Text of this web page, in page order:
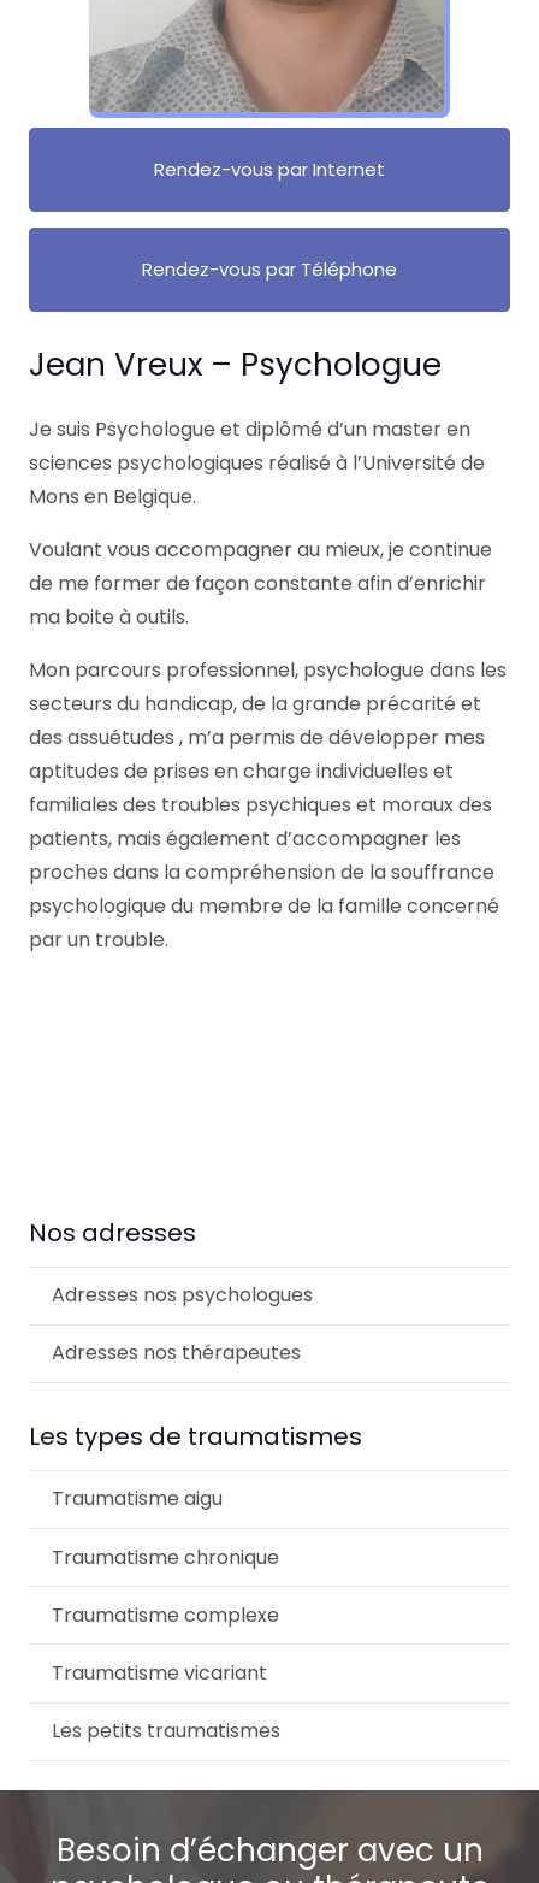
Jean Vreux – Psychologue
Je suis Psychologue et diplômé d’un master en
sciences psychologiques réalisé à l’Université de
Mons en Belgique.
Voulant vous accompagner au mieux, je continue
de me former de façon constante afin d’enrichir
ma boite à outils.
Mon parcours professionnel, psychologue dans les
secteurs du handicap, de la grande précarité et
des assuétudes , m’a permis de développer mes
aptitudes de prises en charge individuelles et
familiales des troubles psychiques et moraux des
patients, mais également d’accompagner les
proches dans la compréhension de la souffrance
psychologique du membre de la famille concerné
par un trouble.
Rendez-vous par Internet
Rendez-vous par Téléphone
Nos adresses
Adresses nos psychologues
Adresses nos thérapeutes
Les types de traumatismes
Traumatisme aigu
Traumatisme chronique
Traumatisme complexe
Traumatisme vicariant
Les petits traumatismes
Besoin d’échanger avec un